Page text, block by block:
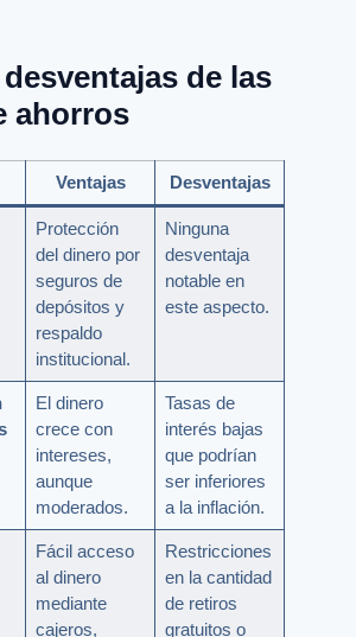
de las
ahorros
Ventajas Desventajas
Protección
del dinero por
seguros de
depósitos y
respaldo
institucional.
Ninguna
desventaja
notable en
este aspecto.
El dinero
crece con
intereses,
aunque
moderados.
Tasas de
interés bajas
que podrían
ser inferiores
a la inflación.
Fácil acceso
al dinero
mediante
cajeros,
Restricciones
en la cantidad
de retiros
gratuitos o